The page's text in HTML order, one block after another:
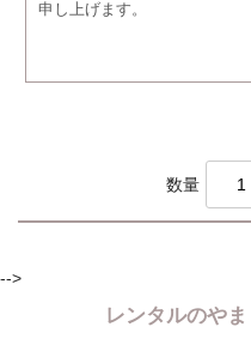
申し上げます。
数量
-->
レンタルのや